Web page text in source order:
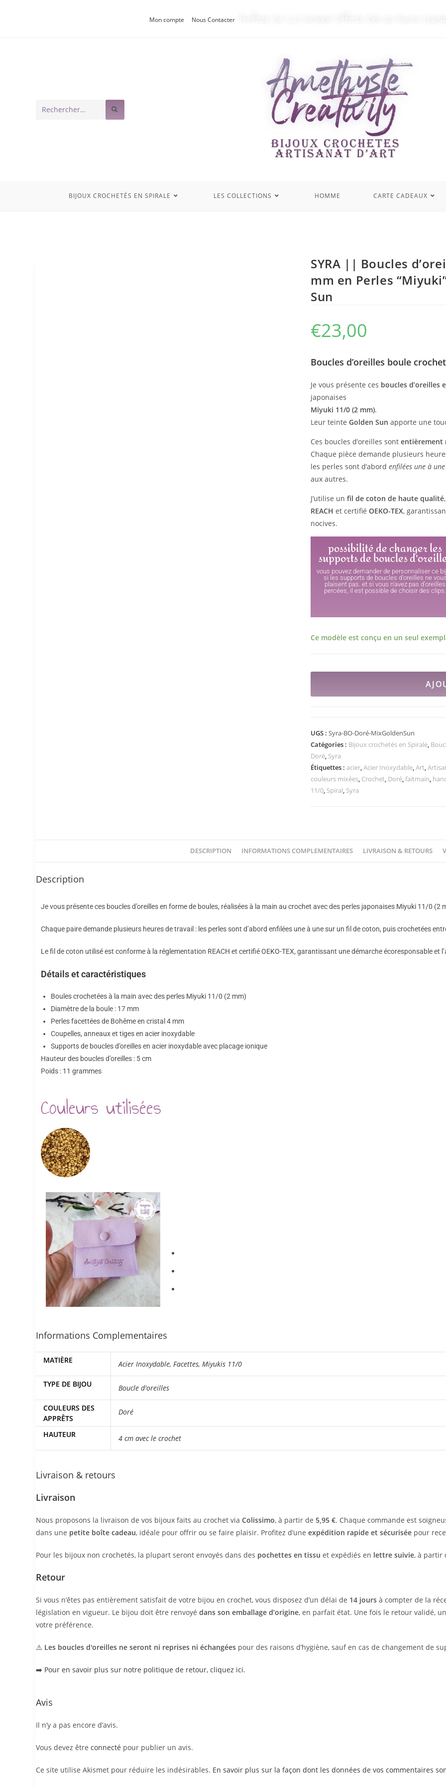
Mon compte Nous Contacter
Rechercher
BIJOUX CROCHETÉS EN SPIRALE LES COLLECTIONS HOMME CARTE CADEAUX
SYRA || Boucles
mm en Perles
Sun
€23,00
Boucles d’oreilles boule
Je vous présente ces boucles d’oreilles
japonaises
Miyuki 11/0 (2 mm).
Leur teinte Golden Sun apporte une
Ces boucles d’oreilles sont entièrement
Chaque pièce demande plusieurs
les perles sont d’abord enfilées une à une
aux autres.
J’utilise un fil de coton de haute qualité
REACH et certifié OEKO-TEX,
nocives.
possibilité de changer les
supports de boucles
vous pouvez demander de personnaliser ce
si les supports de boucles d'oreilles ne vous
plaisent pas. et si vous n'avez pas d'oreilles
percées, il est possible de choisir des clips.
Ce modèle est conçu en un seul
UGS : Syra-BO-Doré-MixGoldenSun
Catégories : Bijoux crochetés en Spirale,
Doré, Syra
Étiquettes : acier,Acier Inoxydable,Art,
couleurs mixées, Crochet, Doré,faitmain,
11/0, Spiral, Syra
DESCRIPTION INFORMATIONS COMPLEMENTAIRES LIVRAISON & RETOURS
Description
Je vous présente ces boucles d’oreilles en forme de boules, réalisées à la main au crochet avec des perles japonaises Miyuki 11/0 (2
Chaque paire demande plusieurs heures de travail : les perles sont d’abord enfilées une à une sur un fil de coton, puis crochetées
Le fil de coton utilisé est conforme à la réglementation REACH et certifié OEKO-TEX, garantissant une démarche écoresponsable et
Détails et caractéristiques
Boules crochetées à la main avec des perles Miyuki 11/0 (2 mm)
Diamètre de la boule : 17 mm
Perles facettées de Bohême en cristal 4 mm
Coupelles, anneaux et tiges en acier inoxydable
Supports de boucles d’oreilles en acier inoxydable avec placage ionique
Hauteur des boucles d’oreilles : 5 cm
Poids : 11 grammes
Couleurs utilisées
Informations Complementaires
MATIÈRE Acier Inoxydable, Facettes, Miyukis 11/0
TYPE DE BIJOU Boucle d'oreilles
COULEURS DES
APPRÊTS
Doré
HAUTEUR 4 cm avec le crochet
Livraison & retours
Livraison
Nous proposons la livraison de vos bijoux faits au crochet via Colissimo, à partir de 5,95 €. Chaque commande est
dans une petite boîte cadeau, idéale pour offrir ou se faire plaisir. Profitez d’une expédition rapide et sécurisée pour
Pour les bijoux non crochetés, la plupart seront envoyés dans des pochettes en tissu et expédiés en lettre suivie, à partir
Retour
Si vous n’êtes pas entièrement satisfait de votre bijou en crochet, vous disposez d’un délai de 14 jours à compter de la
législation en vigueur. Le bijou doit être renvoyé dans son emballage d’origine, en parfait état. Une fois le retour validé, un
votre préférence.
⚠️ Les boucles d'oreilles ne seront ni reprises ni échangées pour des raisons d’hygiène, sauf en cas de changement de
➡️ Pour en savoir plus sur notre politique de retour, cliquez ici.
Avis
Il n’y a pas encore d’avis.
Vous devez être connecté pour publier un avis.
Ce site utilise Akismet pour réduire les indésirables. En savoir plus sur la façon dont les données de vos commentaires